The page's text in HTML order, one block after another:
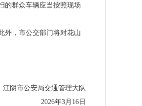
的群众车辆应当按照现场
外，市公交部门将对花山
市公安局交通管理大队
2026年3月16日